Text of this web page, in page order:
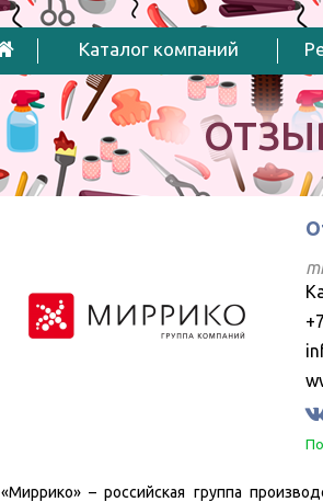
Каталог компаний
«Миррико» – российская группа